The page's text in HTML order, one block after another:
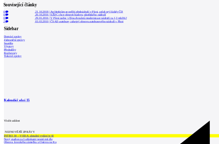
Související články
0 21.10.2018 | Architektům se nelíbí přednádraží v Plzni, asfalt prý žádaly ČD
0
20.10.2016 |SŽDC chce obnovit budovu plzeňského nádraží
0
29.01.2016 |V Plzni začne v říjnu dvouletá modernizace nádraží za 1,3 mld Kč
2
03.03.2010 |ČSAD autobusy zahajují obnovu autobusového nádraží v Plzni
Sidebar
Domácí zprávy
Zahraniční zprávy
Soutěže
Výstavy
Přednášky
Rozhovory
Tiskové zprávy
Kalendář akcí 15
Vložit událost
NEJNOVĚJŠÍ ZPRÁVY
INTRO 30 – VODA: aktuální vydání je již
Nový stadion za Lužánkami nesmí mít dle
Obnova loveckého zámečku u Ostrova na Ka